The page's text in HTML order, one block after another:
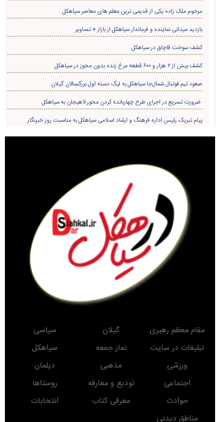
مرحوم ملک زاده یکی از قدیمی ترین معلم های معاصر سیاهکل
بازدید میدانی نماینده و فرماندار سیاهکل از بازار + تصاویر
کشف سوخت قاچاق در سياهکل
کشف بیش از ۲ هزار و ۶۰۰ قطعه مرغ زنده بدون مجوز در سیاهکل
صعود تیم فوتبال شمال‌جا‌ سیاهکل به لیگ دسته اول بزرگسالان گیلان
ضرورت تسریع در اجرای طرح چهاربانده کردن محور لاهیجان به سیاهکل
پیام تبریک رئیس اداره فرهنگ و ارشاد اسلامی سیاهکل به مناسبت روز خبرنگار
مقام معظم رهبری گیلان
سیاسی
تبلیغات در سایت
نماز جمعه
سیاهکل
ورزشی
مذهبی
دیلمان
اجتماعی
تودیع و معارفه
روستاها
حوادث
معرفی کتاب
انتخابات
مناطق دیدنی